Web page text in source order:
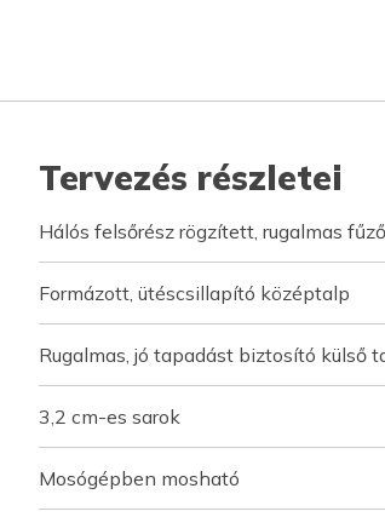
Tervezés részletei
Hálós felsőrész rögzített, rugalmas
Formázott, ütéscsillapító középtalp
Rugalmas, jó tapadást biztosító külső
3,2 cm-es sarok
Mosógépben mosható